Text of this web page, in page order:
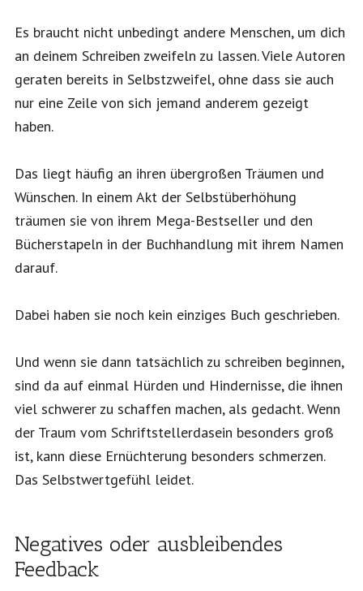
Es braucht nicht unbedingt andere Menschen, um dich
an deinem Schreiben zweifeln zu lassen. Viele Autoren
geraten bereits in Selbstzweifel, ohne dass sie auch
nur eine Zeile von sich jemand anderem gezeigt
haben.
Das liegt häufig an ihren übergroßen Träumen und
Wünschen. In einem Akt der Selbstüberhöhung
träumen sie von ihrem Mega-Bestseller und den
Bücherstapeln in der Buchhandlung mit ihrem Namen
darauf.
Dabei haben sie noch kein einziges Buch geschrieben.
Und wenn sie dann tatsächlich zu schreiben beginnen,
sind da auf einmal Hürden und Hindernisse, die ihnen
viel schwerer zu schaffen machen, als gedacht. Wenn
der Traum vom Schriftstellerdasein besonders groß
ist, kann diese Ernüchterung besonders schmerzen.
Das Selbstwertgefühl leidet.
Negatives oder ausbleibendes
Feedback